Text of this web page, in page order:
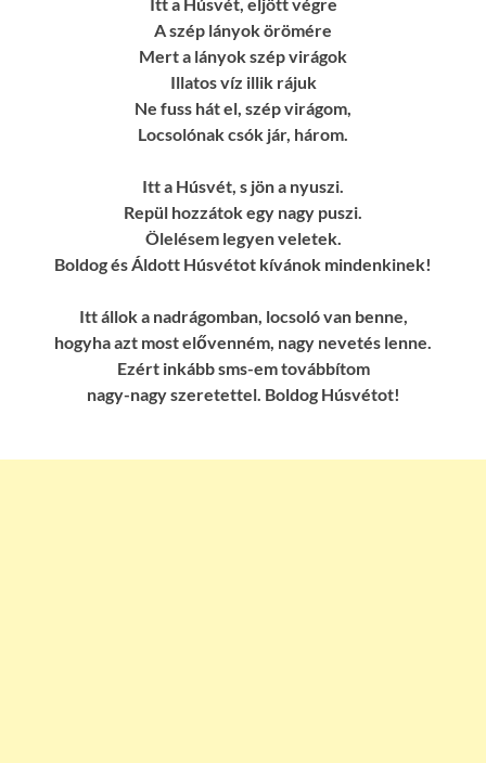
Itt a Húsvét, eljött végre
A szép lányok örömére
Mert a lányok szép virágok
Illatos víz illik rájuk
Ne fuss hát el, szép virágom,
Locsolónak csók jár, három.
Itt a Húsvét, s jön a nyuszi.
Repül hozzátok egy nagy puszi.
Ölelésem legyen veletek.
Boldog és Áldott Húsvétot kívánok mindenkinek!
Itt állok a nadrágomban, locsoló van benne,
hogyha azt most elővenném, nagy nevetés lenne.
Ezért inkább sms-em továbbítom
nagy-nagy szeretettel. Boldog Húsvétot!